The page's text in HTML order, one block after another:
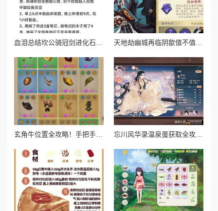
忘川风华录温泉蛋获取全攻略！这5种方式让你暴击收藏季必备！